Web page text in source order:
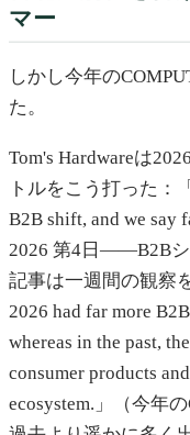
マー
しかし今年の
た。
Tom's Hardwareは
トルをこう打った：
B2B shift, and we say
2026 第4日——B2Bシ
記事は一週間の観察
2026 had far more
whereas in the past,
consumer products
ecosystem.」（今年